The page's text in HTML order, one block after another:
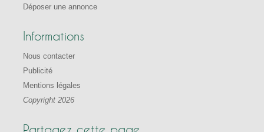
Déposer une annonce
Informations
Nous contacter
Publicité
Mentions légales
Copyright 2026
Partagez cette page